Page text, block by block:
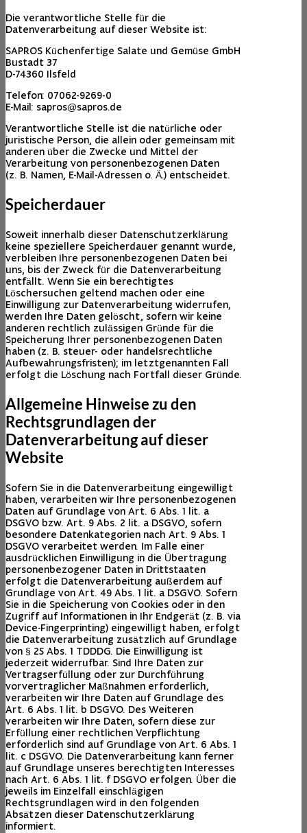
Die verantwortliche Stelle für die
Datenverarbeitung auf dieser Website ist:
SAPROS Küchenfertige Salate und Gemüse GmbH
Bustadt 37
D-74360 Ilsfeld
Telefon: 07062-9269-0
E-Mail: sapros@sapros.de
Verantwortliche Stelle ist die natürliche oder
juristische Person, die allein oder gemeinsam mit
anderen über die Zwecke und Mittel der
Verarbeitung von personenbezogenen Daten
(z. B. Namen, E-Mail-Adressen o. Ä.) entscheidet.
Speicherdauer
Soweit innerhalb dieser Datenschutzerklärung
keine speziellere Speicherdauer genannt wurde,
verbleiben Ihre personenbezogenen Daten bei
uns, bis der Zweck für die Datenverarbeitung
entfällt. Wenn Sie ein berechtigtes
Löschersuchen geltend machen oder eine
Einwilligung zur Datenverarbeitung widerrufen,
werden Ihre Daten gelöscht, sofern wir keine
anderen rechtlich zulässigen Gründe für die
Speicherung Ihrer personenbezogenen Daten
haben (z. B. steuer- oder handelsrechtliche
Aufbewahrungsfristen); im letztgenannten Fall
erfolgt die Löschung nach Fortfall dieser Gründe.
Allgemeine Hinweise zu den
Rechtsgrundlagen der
Datenverarbeitung auf dieser
Website
Sofern Sie in die Datenverarbeitung eingewilligt
haben, verarbeiten wir Ihre personenbezogenen
Daten auf Grundlage von Art. 6 Abs. 1 lit. a
DSGVO bzw. Art. 9 Abs. 2 lit. a DSGVO, sofern
besondere Datenkategorien nach Art. 9 Abs. 1
DSGVO verarbeitet werden. Im Falle einer
ausdrücklichen Einwilligung in die Übertragung
personenbezogener Daten in Drittstaaten
erfolgt die Datenverarbeitung außerdem auf
Grundlage von Art. 49 Abs. 1 lit. a DSGVO. Sofern
Sie in die Speicherung von Cookies oder in den
Zugriff auf Informationen in Ihr Endgerät (z. B. via
Device-Fingerprinting) eingewilligt haben, erfolgt
die Datenverarbeitung zusätzlich auf Grundlage
von § 25 Abs. 1 TDDDG. Die Einwilligung ist
jederzeit widerrufbar. Sind Ihre Daten zur
Vertragserfüllung oder zur Durchführung
vorvertraglicher Maßnahmen erforderlich,
verarbeiten wir Ihre Daten auf Grundlage des
Art. 6 Abs. 1 lit. b DSGVO. Des Weiteren
verarbeiten wir Ihre Daten, sofern diese zur
Erfüllung einer rechtlichen Verpflichtung
erforderlich sind auf Grundlage von Art. 6 Abs. 1
lit. c DSGVO. Die Datenverarbeitung kann ferner
auf Grundlage unseres berechtigten Interesses
nach Art. 6 Abs. 1 lit. f DSGVO erfolgen. Über die
jeweils im Einzelfall einschlägigen
Rechtsgrundlagen wird in den folgenden
Absätzen dieser Datenschutzerklärung
informiert.